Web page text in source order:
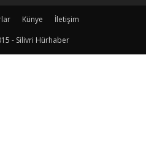
Künye
İletişim
- Silivri Hürhaber